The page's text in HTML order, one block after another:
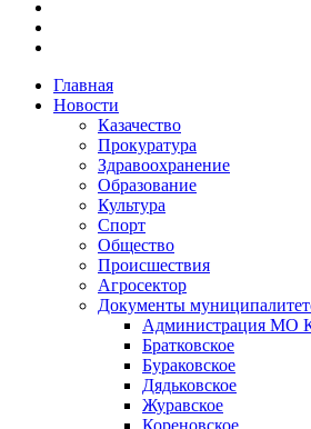
Главная
Новости
Казачество
Прокуратура
Здравоохранение
Образование
Культура
Спорт
Общество
Происшествия
Агросектор
Документы
Администрация МО
Братковское
Бураковское
Дядьковское
Журавское
Кореновское